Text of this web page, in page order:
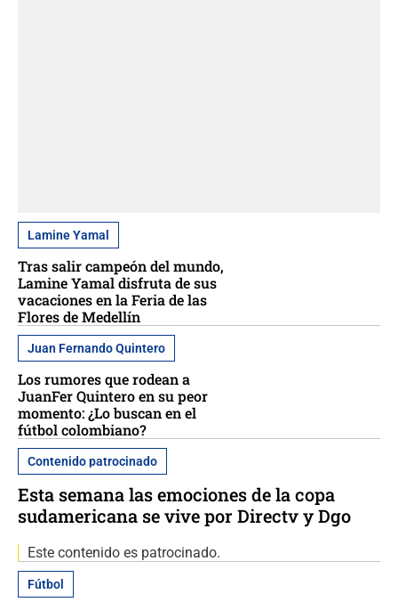
Lamine Yamal
Tras salir campeón del mundo,
Lamine Yamal disfruta de sus
vacaciones en la Feria de las
Flores de Medellín
Juan Fernando Quintero
Los rumores que rodean a
JuanFer Quintero en su peor
momento: ¿Lo buscan en el
fútbol colombiano?
Contenido patrocinado
Esta semana las emociones de la copa
sudamericana se vive por Directv y Dgo
Este contenido es patrocinado.
Fútbol